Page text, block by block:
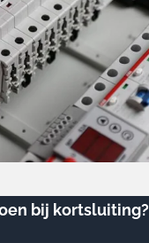
bij kortsluiting?